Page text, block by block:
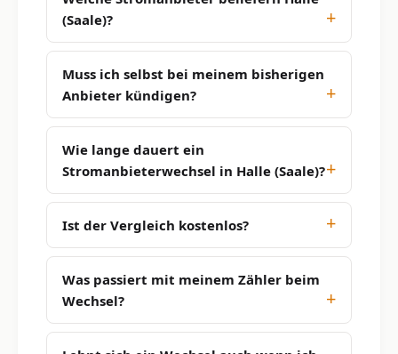
(Saale)?
Muss ich selbst bei meinem bisherigen
Anbieter kündigen?
Wie lange dauert ein
Stromanbieterwechsel in Halle (Saale)?
Ist der Vergleich kostenlos?
Was passiert mit meinem Zähler beim
Wechsel?